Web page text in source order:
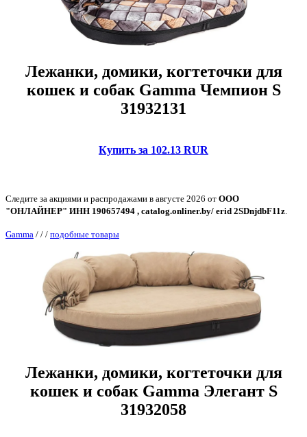
Лежанки, домики, когтеточки для
кошек и собак Gamma Чемпион S
31932131
Купить за 102.13 RUR
Следите за акциями и распродажами в августе 2026 от ООО
"ОНЛАЙНЕР" ИНН 190657494 , catalog.onliner.by/ erid 2SDnjdbF11z.
Gamma / / / подобные товары
Лежанки, домики, когтеточки для
кошек и собак Gamma Элегант S
31932058